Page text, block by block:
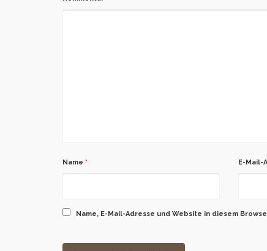
Name * E-Mail-
Name, E-Mail-Adresse und Website in diesem